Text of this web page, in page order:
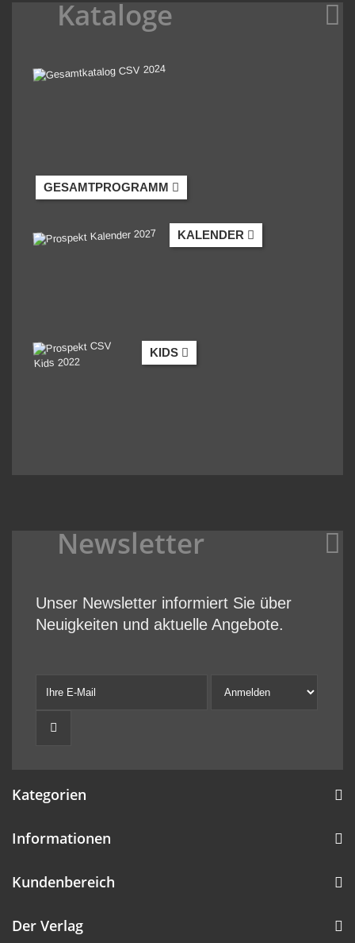
Kataloge
GESAMTPROGRAMM
KALENDER
KIDS
Newsletter
Unser Newsletter informiert Sie über
Neuigkeiten und aktuelle Angebote.
Kategorien
Informationen
Kundenbereich
Der Verlag